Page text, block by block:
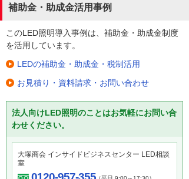
補助金・助成金活用事例
このLED照明導入事例は、補助金・助成金制度
を活用しています。
LEDの補助金・助成金・税制活用
お見積り・資料請求・お問い合わせ
法人向けLED照明のことはお気軽にお問い合
わせください。
大塚商会 インサイドビジネスセンター LED相談
室